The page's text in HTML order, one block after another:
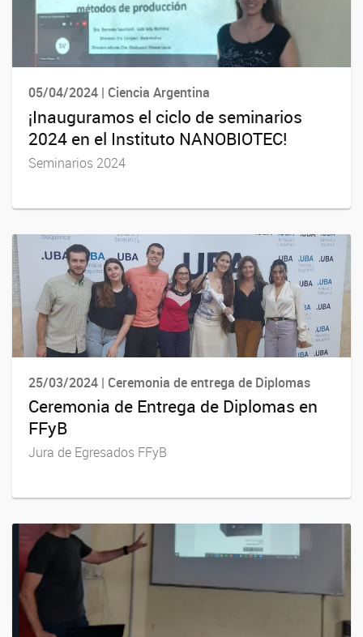
05/04/2024 | Ciencia Argentina
¡Inauguramos el ciclo de seminarios
2024 en el Instituto NANOBIOTEC!
Seminarios 2024
25/03/2024 | Ceremonia de entrega de Diplomas
Ceremonia de Entrega de Diplomas en
FFyB
Jura de Egresados FFyB